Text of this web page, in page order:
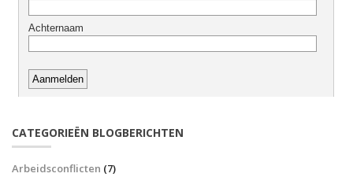
CATEGORIEËN BLOGBERICHTEN
Arbeidsconflicten (7)